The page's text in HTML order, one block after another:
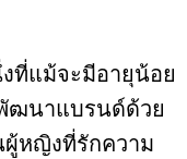
ที่แม้จะมีอายุน้อย
ฒนาแบรนด์ด้วย
ผู้หญิงที่รักความ